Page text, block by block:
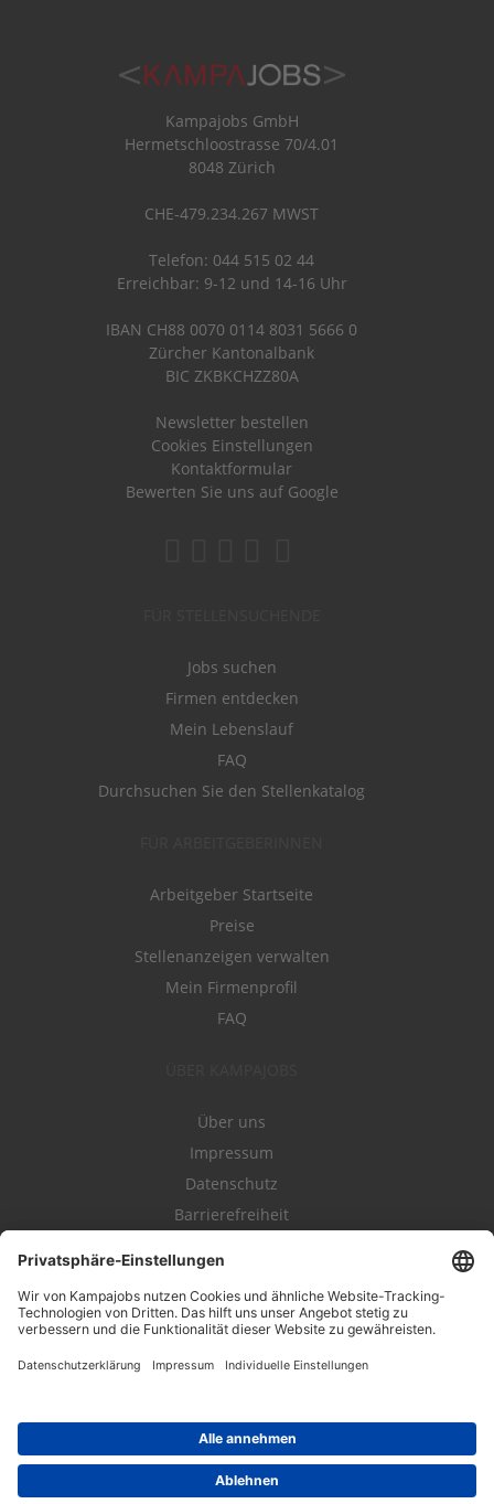
Kampajobs GmbH
Hermetschloostrasse 70/4.01
8048 Zürich
CHE-479.234.267 MWST
Telefon: 044 515 02 44
Erreichbar: 9-12 und 14-16 Uhr
IBAN CH88 0070 0114 8031 5666 0
Zürcher Kantonalbank
BIC ZKBKCHZZ80A
Newsletter bestellen
Cookies Einstellungen
Kontaktformular
Bewerten Sie uns auf Google
Jobs suchen
Firmen entdecken
Mein Lebenslauf
FAQ
Durchsuchen Sie den Stellenkatalog
Arbeitgeber Startseite
Preise
Stellenanzeigen verwalten
Mein Firmenprofil
FAQ
Über uns
Impressum
Datenschutz
Barrierefreiheit
Campajobs Romandie
Kampahire
Kampagnenforum
LeadNow